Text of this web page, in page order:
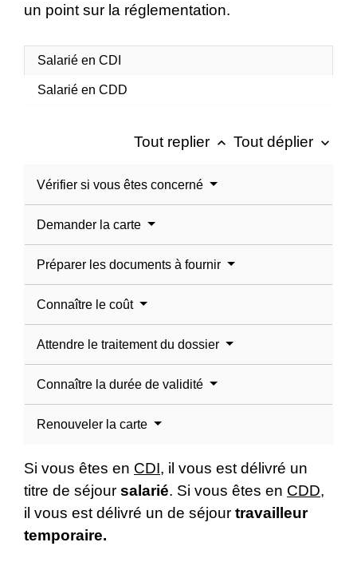
un point sur la réglementation.
Salarié en CDI
Salarié en CDD
Tout replier keyboard_arrow_up Tout déplier keyboard_arrow_down
Vérifier si vous êtes concerné
Demander la carte
Préparer les documents à fournir
Connaître le coût
Attendre le traitement du dossier
Connaître la durée de validité
Renouveler la carte
Si vous êtes en CDI, il vous est délivré un
titre de séjour salarié. Si vous êtes en CDD,
il vous est délivré un de séjour travailleur
temporaire.